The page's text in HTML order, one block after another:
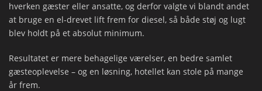
hverken gæster eller ansatte, og derfor valgte vi blandt andet
at bruge en el-drevet lift frem for diesel, så både støj og lugt
blev holdt på et absolut minimum.
Resultatet er mere behagelige værelser, en bedre samlet
gæsteoplevelse – og en løsning, hotellet kan stole på mange
år frem.